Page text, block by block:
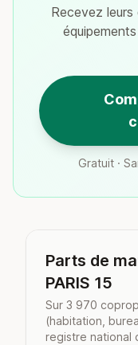
Recevez
Gratuit ·
Parts de
PARIS 15
Sur 3 970
(habitation,
registre national